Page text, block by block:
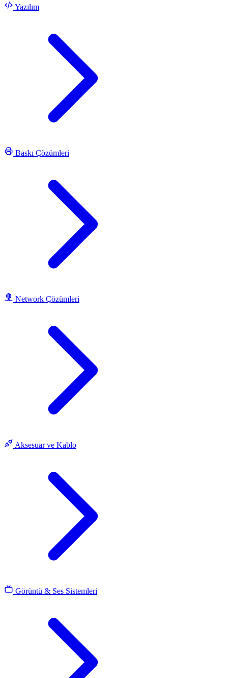
Yazılım
Baskı Çözümleri
Network Çözümleri
Aksesuar ve Kablo
Görüntü & Ses Sistemleri